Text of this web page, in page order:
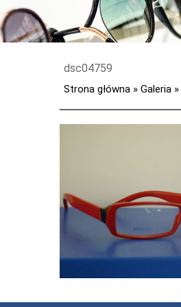
dsc04759
Strona główna » Galeria »